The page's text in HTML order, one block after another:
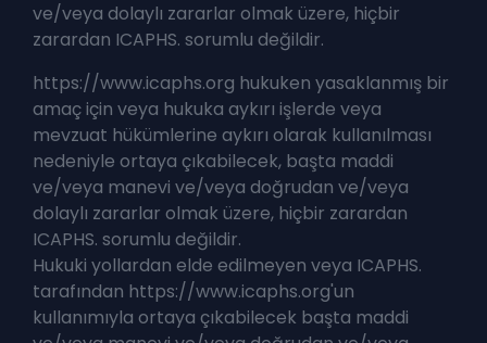
ve/veya dolaylı zararlar olmak üzere, hiçbir
zarardan ICAPHS. sorumlu değildir.
https://www.icaphs.org hukuken yasaklanmış bir
amaç için veya hukuka aykırı işlerde veya
mevzuat hükümlerine aykırı olarak kullanılması
nedeniyle ortaya çıkabilecek, başta maddi
ve/veya manevi ve/veya doğrudan ve/veya
dolaylı zararlar olmak üzere, hiçbir zarardan
ICAPHS. sorumlu değildir.
Hukuki yollardan elde edilmeyen veya ICAPHS.
tarafından https://www.icaphs.org'un
kullanımıyla ortaya çıkabilecek başta maddi